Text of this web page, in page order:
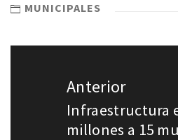
MUNICIPALES
Anterior
Infraestructura
millones a 15